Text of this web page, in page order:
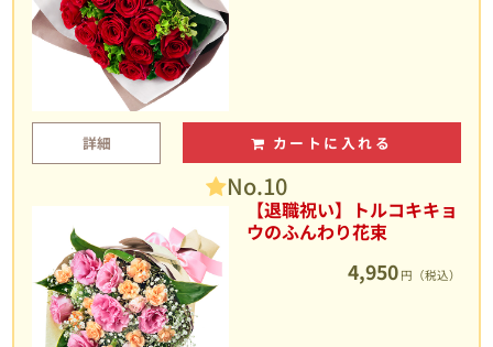
詳細 カートに入れる
No.10
【退職祝い】トルコキキョ
ウのふんわり花束
4,950 円（税込）